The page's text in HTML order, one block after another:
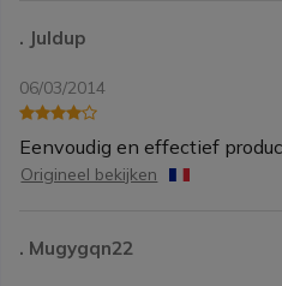
. Juldup
06/03/2014
Eenvoudig en effectief
Origineel bekijken
. Mugygqn22